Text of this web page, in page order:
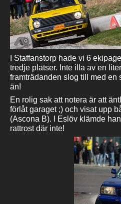
I Staffanstorp hade vi 6
tredje platser. Inte illa av en
framträdanden slog till med en
än!
En rolig sak att notera är att
förlåt garaget ;) och visat upp
(Ascona B). I Eslöv klämde
rattrost där inte!